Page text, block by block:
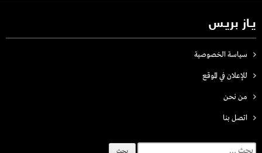
يـاز بريـس
سياسة الخصوصية
للإعلان في الموقع
من نحن
اتصل بنـا
البحث